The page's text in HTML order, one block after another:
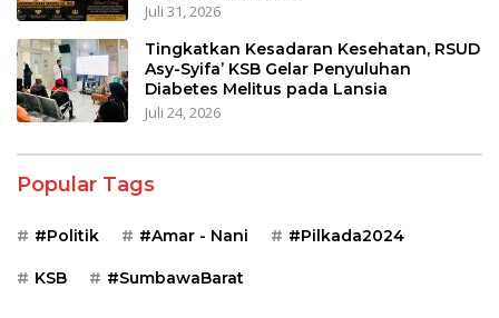
Juli 31, 2026
Tingkatkan Kesadaran Kesehatan, RSUD
Asy-Syifa’ KSB Gelar Penyuluhan
Diabetes Melitus pada Lansia
Juli 24, 2026
Popular Tags
#Politik #Amar - Nani #Pilkada2024
KSB #SumbawaBarat